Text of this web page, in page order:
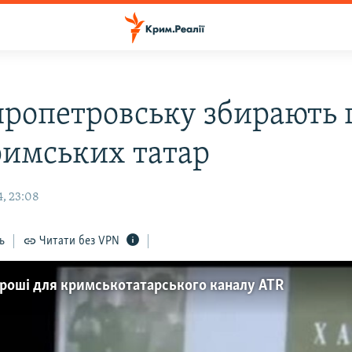
збирають
татар
23:08
Читати без VPN
для кримськотатарського каналу ATR